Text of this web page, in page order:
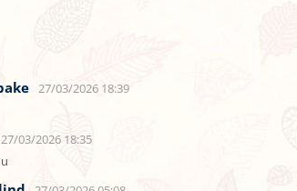
27/03/2026 18:39
27/03/2026 18:35